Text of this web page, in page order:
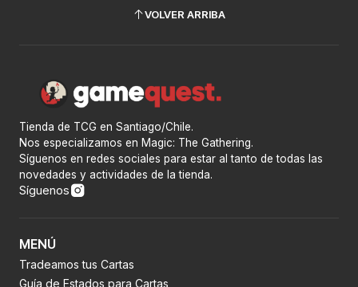
VOLVER ARRIBA
Tienda de TCG en Santiago/Chile.
Nos especializamos en Magic: The Gathering.
Síguenos en redes sociales para estar al tanto de todas las
novedades y actividades de la tienda.
Síguenos
MENÚ
Tradeamos tus Cartas
Guía de Estados para Cartas